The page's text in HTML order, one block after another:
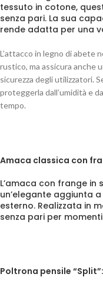
tessuto in cotone,
senza pari. La sua
rende adatta per una
L’attacco in legno di abete
rustico, ma assicura anche
sicurezza degli utilizzatori.
proteggerla dall’umidità e
tempo.
Amaca classica con
L’amaca con frange in
un’elegante aggiunta
esterno. Realizzata in
senza pari per
Poltrona pensile “Split”: